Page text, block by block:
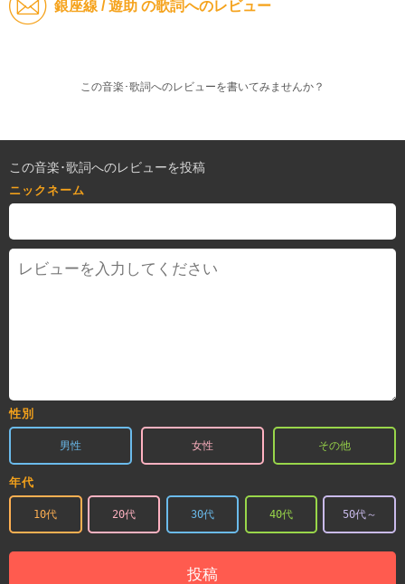
銀座線 / 遊助 の歌詞へのレビュー
この音楽･歌詞へのレビューを書いてみませんか？
この音楽･歌詞へのレビューを投稿
ニックネーム
性別
男性 女性 その他
年代
10代 20代 30代 40代 50代～
投稿